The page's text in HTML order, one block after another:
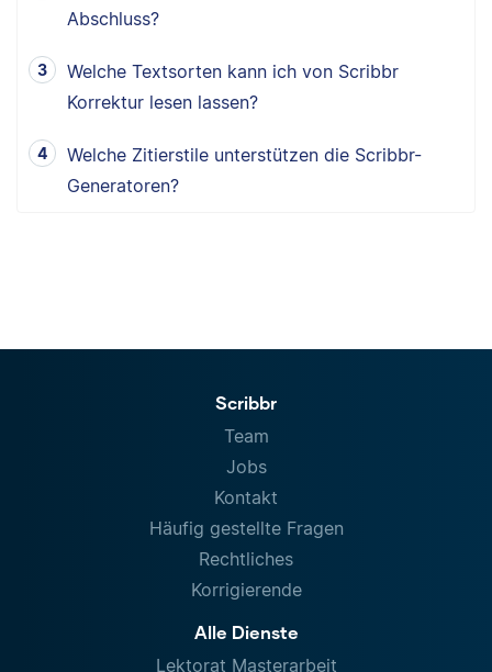
Abschluss?
Welche Textsorten kann ich von Scribbr
Korrektur lesen lassen?
Welche Zitierstile unterstützen die Scribbr-
Generatoren?
Scribbr
Team
Jobs
Kontakt
Häufig gestellte Fragen
Rechtliches
Korrigierende
Alle Dienste
Lektorat Masterarbeit